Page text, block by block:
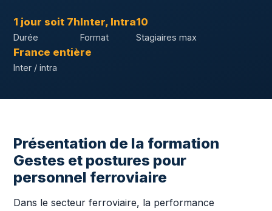
1 jour soit 7h
Durée
Inter, Intra
Format
10
Stagiaires max
France entière
Inter / intra
Présentation de la formation
Gestes et postures pour
personnel ferroviaire
Dans le secteur ferroviaire, la performance